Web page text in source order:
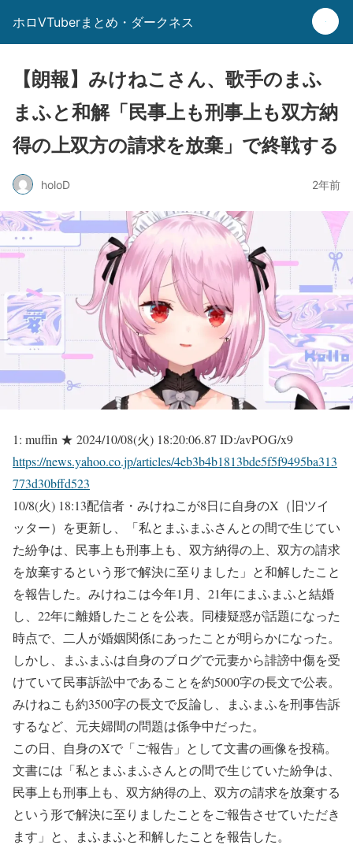
ホロVTuberまとめ・ダークネス
【朗報】みけねこさん、歌手のまふ
まふと和解「民事上も刑事上も双方納
得の上双方の請求を放棄」で終戦する
holoD 2年前
1: muffin ★ 2024/10/08(火) 18:20:06.87 ID:/avPOG/x9
https://news.yahoo.co.jp/articles/4eb3b4b1813bde5f5f9495ba313
773d30bffd523
10/8(火) 18:13配信者・みけねこが8日に自身のX（旧ツイ
ッター）を更新し、「私とまふまふさんとの間で生じてい
た紛争は、民事上も刑事上も、双方納得の上、双方の請求
を放棄するという形で解決に至りました」と和解したこと
を報告した。みけねこは今年1月、21年にまふまふと結婚
し、22年に離婚したことを公表。同棲疑惑が話題になった
時点で、二人が婚姻関係にあったことが明らかになった。
しかし、まふまふは自身のブログで元妻から誹謗中傷を受
けていて民事訴訟中であることを約5000字の長文で公表。
みけねこも約3500字の長文で反論し、まふまふを刑事告訴
するなど、元夫婦間の問題は係争中だった。
この日、自身のXで「ご報告」として文書の画像を投稿。
文書には「私とまふまふさんとの間で生じていた紛争は、
民事上も刑事上も、双方納得の上、双方の請求を放棄する
という形で解決に至りましたことをご報告させていただき
ます」と、まふまふと和解したことを報告した。